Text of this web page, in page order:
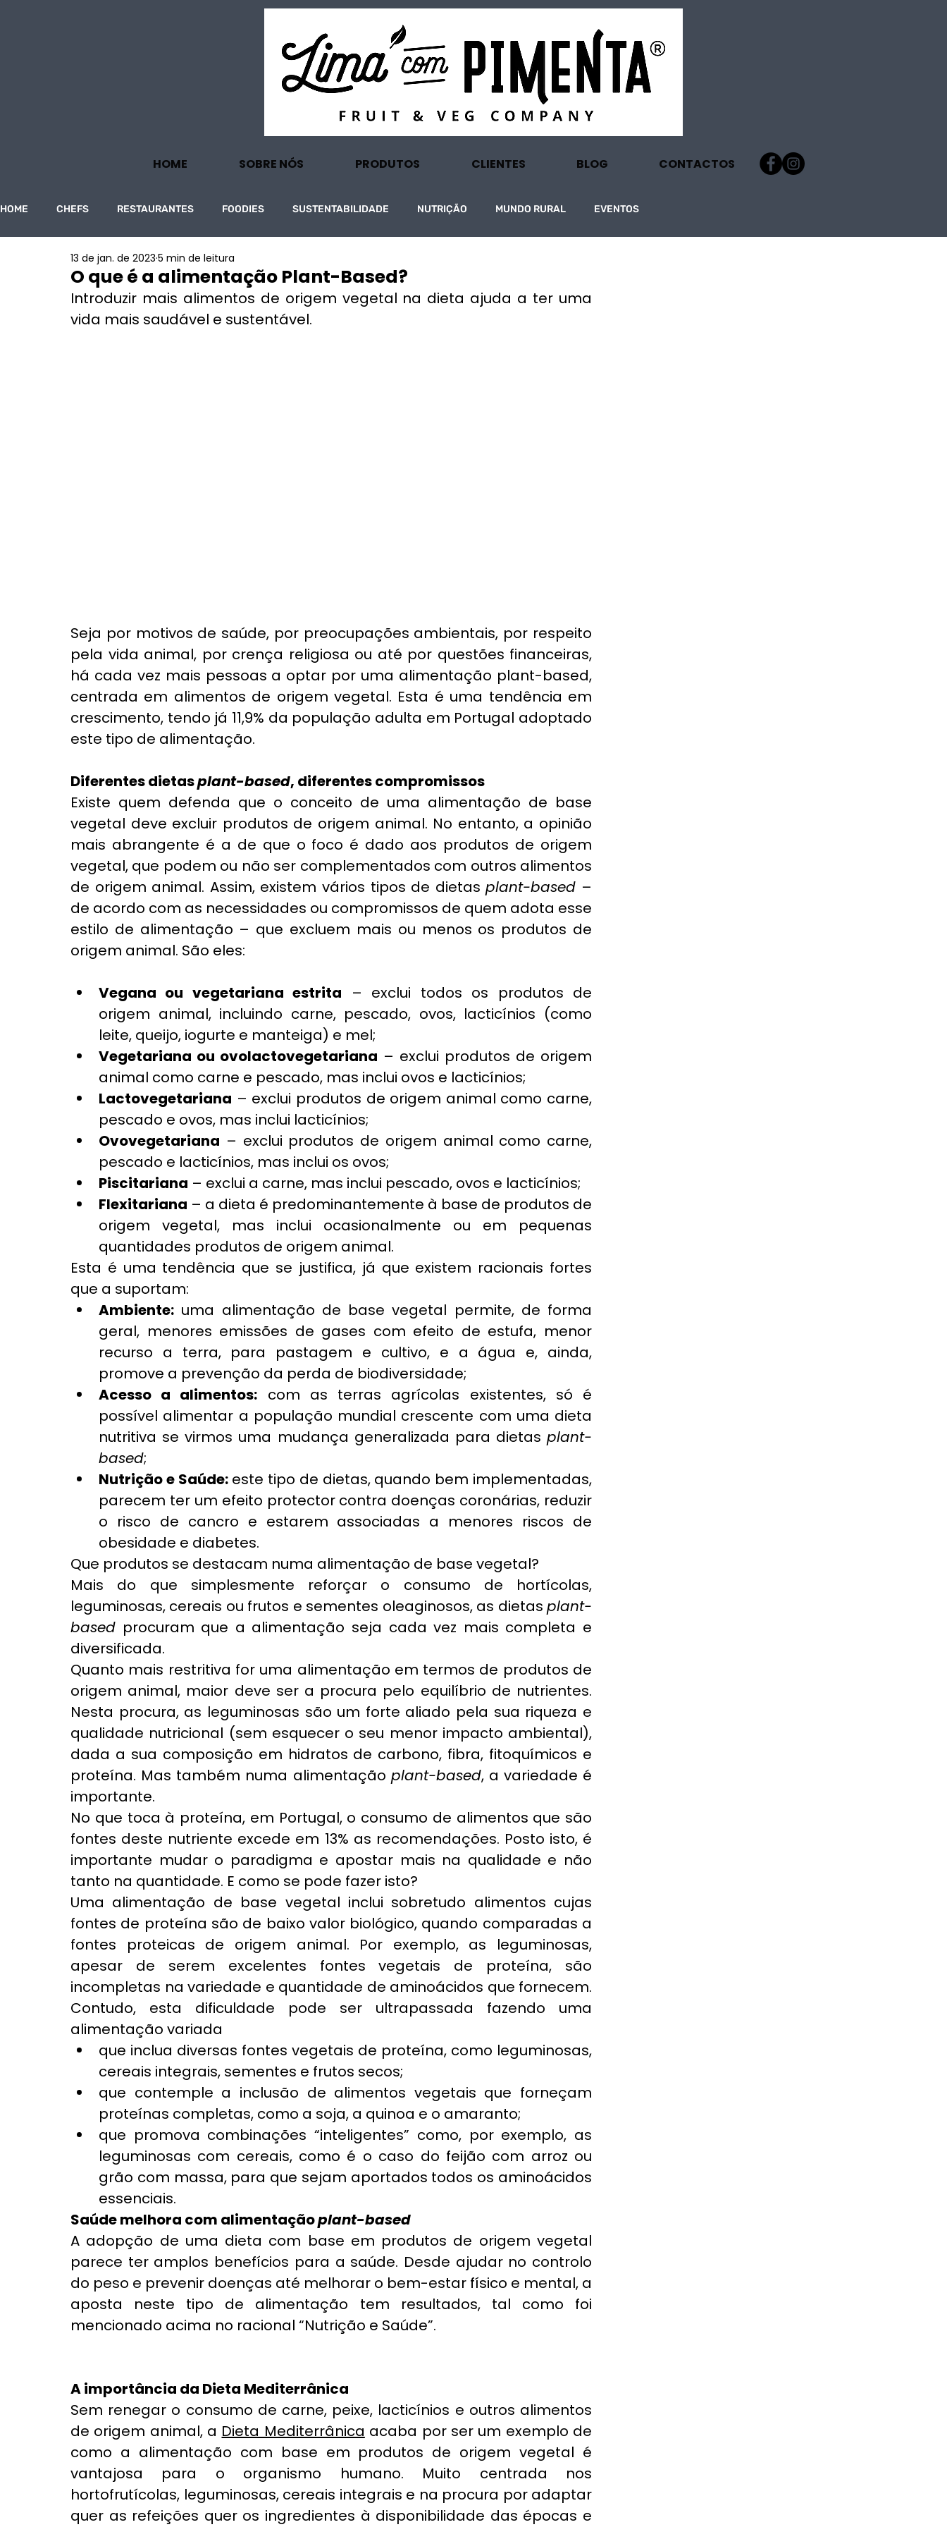
HOME SOBRE NÓS PRODUTOS CLIENTES BLOG CONTACTOS
HOME CHEFS RESTAURANTES FOODIES SUSTENTABILIDADE NUTRIÇÃO MUNDO RURAL EVENTOS
PROJECTOS TURISMO ECONOMIA
O que é a alimentação Plant-Based?
13 de jan. de 2023 5 min de leitura
Introduzir mais alimentos de origem vegetal na dieta ajuda a ter uma
vida mais saudável e sustentável.
Seja por motivos de saúde, por preocupações ambientais, por respeito
pela vida animal, por crença religiosa ou até por questões financeiras,
há cada vez mais pessoas a optar por uma alimentação plant-based,
centrada em alimentos de origem vegetal. Esta é uma tendência em
crescimento, tendo já 11,9% da população adulta em Portugal adoptado
este tipo de alimentação.
Diferentes dietas plant-based, diferentes compromissos
Existe quem defenda que o conceito de uma alimentação de base
vegetal deve excluir produtos de origem animal. No entanto, a opinião
mais abrangente é a de que o foco é dado aos produtos de origem
vegetal, que podem ou não ser complementados com outros alimentos
de origem animal. Assim, existem vários tipos de dietas plant-based –
de acordo com as necessidades ou compromissos de quem adota esse
estilo de alimentação – que excluem mais ou menos os produtos de
origem animal. São eles:
Vegana ou vegetariana estrita – exclui todos os produtos de
origem animal, incluindo carne, pescado, ovos, lacticínios (como
leite, queijo, iogurte e manteiga) e mel;
Vegetariana ou ovolactovegetariana – exclui produtos de origem
animal como carne e pescado, mas inclui ovos e lacticínios;
Lactovegetariana – exclui produtos de origem animal como carne,
pescado e ovos, mas inclui lacticínios;
Ovovegetariana – exclui produtos de origem animal como carne,
pescado e lacticínios, mas inclui os ovos;
Piscitariana – exclui a carne, mas inclui pescado, ovos e lacticínios;
Flexitariana – a dieta é predominantemente à base de produtos de
origem vegetal, mas inclui ocasionalmente ou em pequenas
quantidades produtos de origem animal.
Esta é uma tendência que se justifica, já que existem racionais fortes
que a suportam:
Ambiente: uma alimentação de base vegetal permite, de forma
geral, menores emissões de gases com efeito de estufa, menor
recurso a terra, para pastagem e cultivo, e a água e, ainda,
promove a prevenção da perda de biodiversidade;
Acesso a alimentos: com as terras agrícolas existentes, só é
possível alimentar a população mundial crescente com uma dieta
nutritiva se virmos uma mudança generalizada para dietas plant-
based;
Nutrição e Saúde: este tipo de dietas, quando bem implementadas,
parecem ter um efeito protector contra doenças coronárias, reduzir
o risco de cancro e estarem associadas a menores riscos de
obesidade e diabetes.
Que produtos se destacam numa alimentação de base vegetal?
Mais do que simplesmente reforçar o consumo de hortícolas,
leguminosas, cereais ou frutos e sementes oleaginosos, as dietas plant-
based procuram que a alimentação seja cada vez mais completa e
diversificada.
Quanto mais restritiva for uma alimentação em termos de produtos de
origem animal, maior deve ser a procura pelo equilíbrio de nutrientes.
Nesta procura, as leguminosas são um forte aliado pela sua riqueza e
qualidade nutricional (sem esquecer o seu menor impacto ambiental),
dada a sua composição em hidratos de carbono, fibra, fitoquímicos e
proteína. Mas também numa alimentação plant-based, a variedade é
importante.
No que toca à proteína, em Portugal, o consumo de alimentos que são
fontes deste nutriente excede em 13% as recomendações. Posto isto, é
importante mudar o paradigma e apostar mais na qualidade e não
tanto na quantidade. E como se pode fazer isto?
Uma alimentação de base vegetal inclui sobretudo alimentos cujas
fontes de proteína são de baixo valor biológico, quando comparadas a
fontes proteicas de origem animal. Por exemplo, as leguminosas,
apesar de serem excelentes fontes vegetais de proteína, são
incompletas na variedade e quantidade de aminoácidos que fornecem.
Contudo, esta dificuldade pode ser ultrapassada fazendo uma
alimentação variada
que inclua diversas fontes vegetais de proteína, como leguminosas,
cereais integrais, sementes e frutos secos;
que contemple a inclusão de alimentos vegetais que forneçam
proteínas completas, como a soja, a quinoa e o amaranto;
que promova combinações “inteligentes” como, por exemplo, as
leguminosas com cereais, como é o caso do feijão com arroz ou
grão com massa, para que sejam aportados todos os aminoácidos
essenciais.
Saúde melhora com alimentação plant-based
A adopção de uma dieta com base em produtos de origem vegetal
parece ter amplos benefícios para a saúde. Desde ajudar no controlo
do peso e prevenir doenças até melhorar o bem-estar físico e mental, a
aposta neste tipo de alimentação tem resultados, tal como foi
mencionado acima no racional “Nutrição e Saúde”.
A importância da Dieta Mediterrânica
Sem renegar o consumo de carne, peixe, lacticínios e outros alimentos
de origem animal, a Dieta Mediterrânica acaba por ser um exemplo de
como a alimentação com base em produtos de origem vegetal é
vantajosa para o organismo humano. Muito centrada nos
hortofrutícolas, leguminosas, cereais integrais e na procura por adaptar
quer as refeições quer os ingredientes à disponibilidade das épocas e